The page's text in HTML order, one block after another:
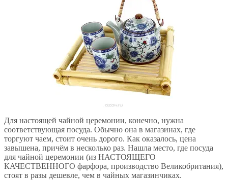
Для настоящей чайной церемонии, конечно, нужна
соответствующая посуда. Обычно она в магазинах, где
торгуют чаем, стоит очень дорого. Как оказалось, цена
завышена, причём в несколько раз. Нашла место, где посуда
для чайной церемонии (из НАСТОЯЩЕГО
КАЧЕСТВЕННОГО фарфора, производство Великобритания),
стоят в разы дешевле, чем в чайных магазинчиках.